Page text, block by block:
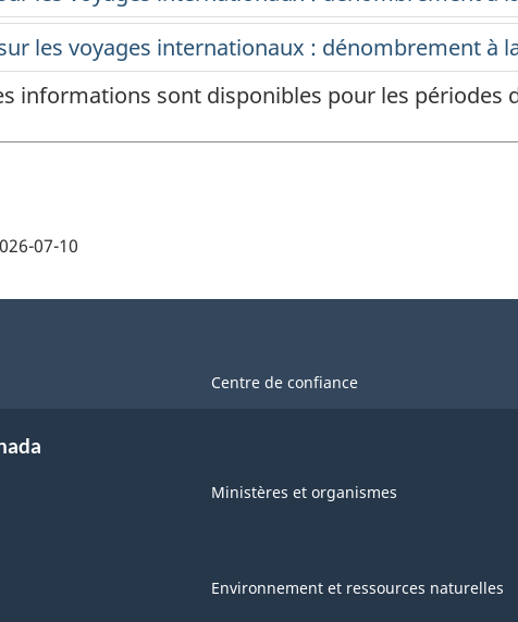
informations sont disponibles pour les périodes
07-10
Centre de confiance
Ministères et organismes
Environnement et ressources naturelles